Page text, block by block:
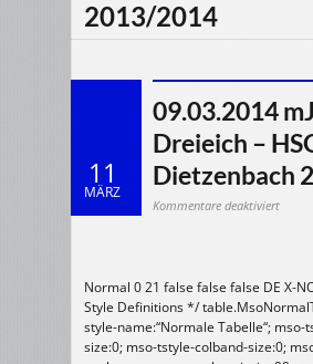
2013/2014
11
MÄRZ
09.03.2014
Dreieich –
Dietzenbach
Kommentare deaktiviertfür
21:19
Normal 0 21 false false false DE X-
Style Definitions */
style-name:“Normale Tabelle“;
size:0; mso-tstyle-colband-size:0;